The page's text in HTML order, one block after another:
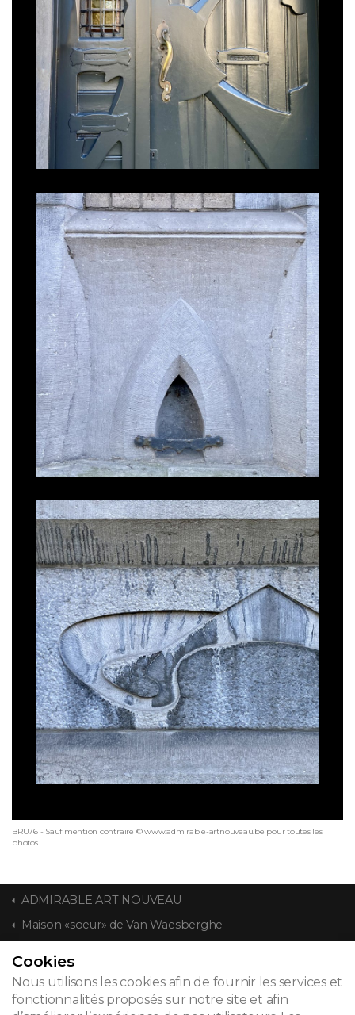
BRU76 - Sauf mention contraire © www.admirable-artnouveau.be pour toutes les
photos
ADMIRABLE ART NOUVEAU
Maison «soeur» de Van Waesberghe
CONTACT
Cookies
Nous utilisons les cookies afin de fournir les services et
fonctionnalités proposés sur notre site et afin